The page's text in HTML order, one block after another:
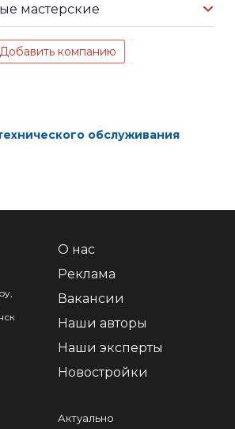
мастерские
Добавить компанию
обслуживания
О нас
Реклама
Вакансии
Наши авторы
Наши эксперты
Новостройки
Актуально